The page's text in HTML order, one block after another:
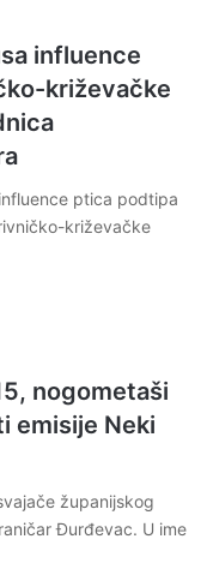
influence
križevačke
ptica podtipa
križevačke
nogometaši
emisije Neki
županijskog
Đurđevac. U ime